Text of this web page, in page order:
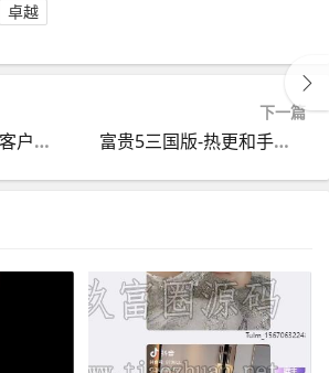
卓越
新情怀全套源码多客户端大厅UI源码+服务端源码+子游戏源码
下一篇
富贵5三国版-热更和手端还有银商端